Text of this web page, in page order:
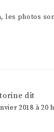
les photos
dit
2018 à 20